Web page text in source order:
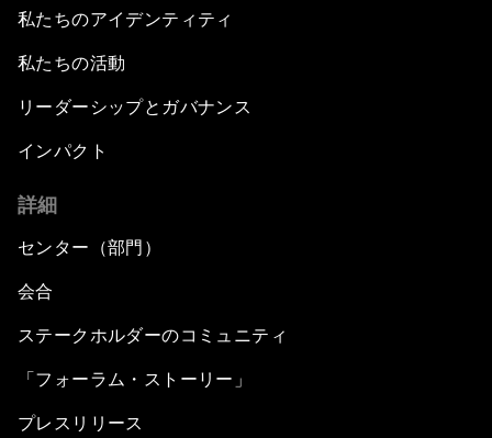
私たちのアイデンティティ
私たちの活動
リーダーシップとガバナンス
インパクト
詳細
センター（部門）
会合
ステークホルダーのコミュニティ
「フォーラム・ストーリー」
プレスリリース